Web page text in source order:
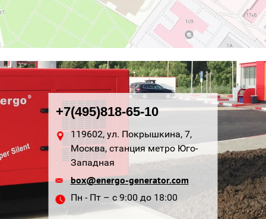
+7(495)818-65-10
119602, ул. Покрышкина, 7,
Москва, станция метро Юго-
Западная
box@energo-generator.com
Пн - Пт – с 9:00 до 18:00